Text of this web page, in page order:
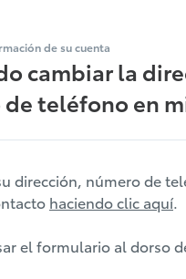
de su cuenta
cambiar la
teléfono en
dirección, número de
haciendo clic aquí.
el formulario al dorso